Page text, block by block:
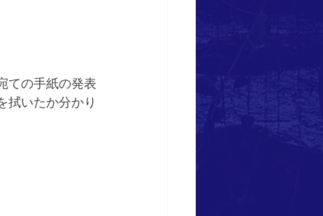
ての手紙の発表
拭いたか分かり